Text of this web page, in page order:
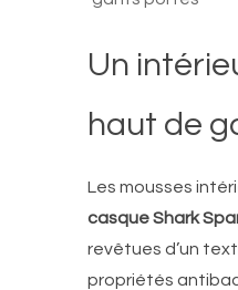
Un
haut de
Les mousses
casqueShark
revêtues d’un
propriétés